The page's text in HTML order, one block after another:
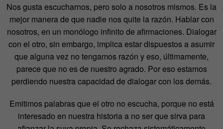
Nos gusta escucharnos, pero solo a nosotros mismos. Es la
mejor manera de que nadie nos quite la razón. Hablar con
nosotros, en un monólogo infinito de afirmaciones. Dialogar
con el otro, sin embargo, implica estar dispuestos a asumir
que alguna vez no tengamos razón y eso, últimamente,
parece que no es de nuestro agrado. Por eso estamos
perdiendo nuestra capacidad de dialogar con los demás.
Emitimos palabras que el otro no escucha, porque no está
interesado en nuestra historia a no ser que sirva para